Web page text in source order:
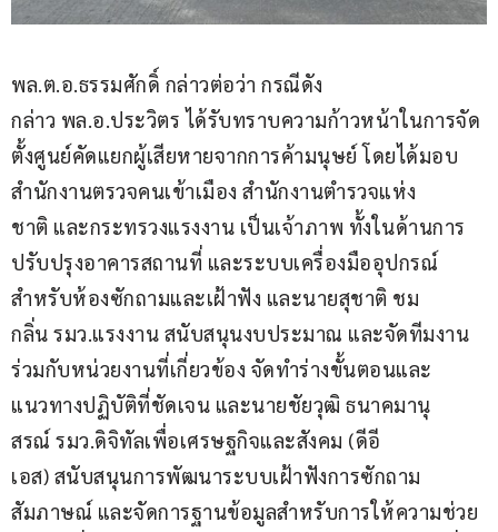
พล.ต.อ.ธรรมศักดิ์ กล่าวต่อว่า กรณีดัง
กล่าว พล.อ.ประวิตร ได้รับทราบความก้าวหน้าในการจัด
ตั้งศูนย์คัดแยกผู้เสียหายจากการค้ามนุษย์ โดยได้มอบ
สำนักงานตรวจคนเข้าเมือง สำนักงานตำรวจแห่ง
ชาติ และกระทรวงแรงงาน เป็นเจ้าภาพ ทั้งในด้านการ
ปรับปรุงอาคารสถานที่ และระบบเครื่องมืออุปกรณ์
สำหรับห้องซักถามและเฝ้าฟัง และนายสุชาติ ชม
กลิ่น รมว.แรงงาน สนับสนุนงบประมาณ และจัดทีมงาน
ร่วมกับหน่วยงานที่เกี่ยวข้อง จัดทำร่างขั้นตอนและ
แนวทางปฏิบัติที่ชัดเจน และนายชัยวุฒิ ธนาคมานุ
สรณ์ รมว.ดิจิทัลเพื่อเศรษฐกิจและสังคม (ดีอี
เอส) สนับสนุนการพัฒนาระบบเฝ้าฟังการซักถาม
สัมภาษณ์ และจัดการฐานข้อมูลสำหรับการให้ความช่วย